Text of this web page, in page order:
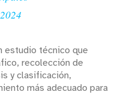
estudio técnico que
recolección de
y clasificación,
más adecuado para